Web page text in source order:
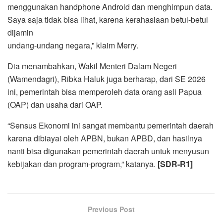
menggunakan handphone Android dan menghimpun data.
Saya saja tidak bisa lihat, karena kerahasiaan betul-betul
dijamin
undang-undang negara,” klaim Merry.
Dia menambahkan, Wakil Menteri Dalam Negeri
(Wamendagri), Ribka Haluk juga berharap, dari SE 2026
ini, pemerintah bisa memperoleh data orang asli Papua
(OAP) dan usaha dari OAP.
“Sensus Ekonomi ini sangat membantu pemerintah daerah
karena dibiayai oleh APBN, bukan APBD, dan hasilnya
nanti bisa digunakan pemerintah daerah untuk menyusun
kebijakan dan program-program,” katanya. [SDR-R1]
Previous Post